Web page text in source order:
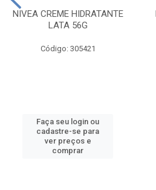
NIVEA CREME HIDRATANTE
LATA 56G
Código: 305421
Faça seu login ou
cadastre-se para
ver preços e
comprar